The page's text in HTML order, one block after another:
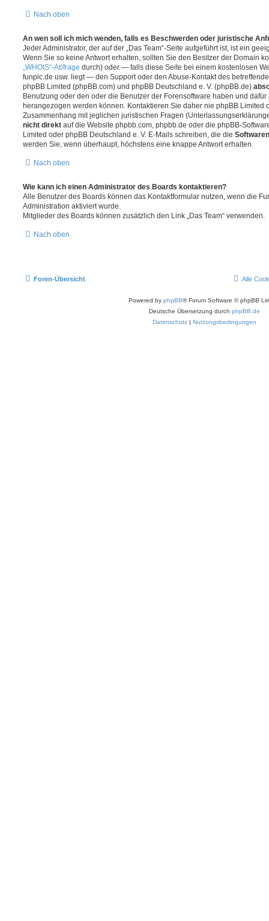
Nach oben
An wen soll ich mich wenden, falls es Beschwerden oder juristische
Jeder Administrator, der auf der „Das Team“-Seite aufgeführt ist, ist ein
Wenn Sie so keine Antwort erhalten, sollten Sie den Besitzer der Domain
„WHOIS“-Abfrage durch) oder — falls diese Seite bei einem kostenlosen
funpic.de usw. liegt — den Support oder den Abuse-Kontakt des
phpBB Limited (phpBB.com) und phpBB Deutschland e. V. (phpBB.de)
Benutzung oder den oder die Benutzer der Forensoftware haben und
herangezogen werden können. Kontaktieren Sie daher nie phpBB Limited
Zusammenhang mit jeglichen juristischen Fragen
nicht direkt auf die Website phpbb.com, phpbb.de oder die phpBB-
Limited oder phpBB Deutschland e. V. E-Mails schreiben, die die
werden Sie, wenn überhaupt, höchstens eine knappe Antwort erhalten.
Nach oben
Wie kann ich einen Administrator des Boards kontaktieren?
Alle Benutzer des Boards können das Kontaktformular nutzen, wenn die
Administration aktiviert wurde.
Mitglieder des Boards können zusätzlich den Link „Das Team“ verwenden.
Nach oben
Foren-Übersicht Alle
Powered by phpBB® Forum Software © phpBB
Deutsche Übersetzung durch phpBB.de
Datenschutz | Nutzungsbedingungen